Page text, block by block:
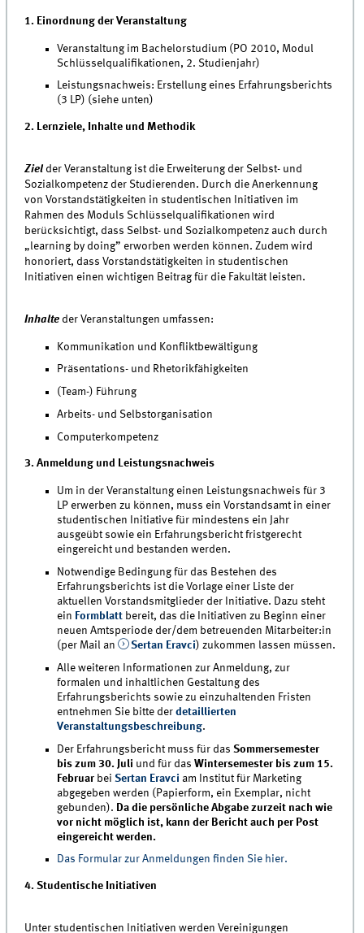
1. Einordnung der Veranstaltung
Veranstaltung im Bachelorstudium (PO 2010, Modul
Schlüsselqualifikationen, 2. Studienjahr)
Leistungsnachweis: Erstellung eines Erfahrungsberichts
(3 LP) (siehe unten)
2. Lernziele, Inhalte und Methodik
Ziel der Veranstaltung ist die Erweiterung der Selbst- und
Sozialkompetenz der Studierenden. Durch die Anerkennung
von Vorstandstätigkeiten in studentischen Initiativen im
Rahmen des Moduls Schlüsselqualifikationen wird
berücksichtigt, dass Selbst- und Sozialkompetenz auch durch
„learning by doing” erworben werden können. Zudem wird
honoriert, dass Vorstandstätigkeiten in studentischen
Initiativen einen wichtigen Beitrag für die Fakultät leisten.
Inhalte der Veranstaltungen umfassen:
Kommunikation und Konfliktbewältigung
Präsentations- und Rhetorikfähigkeiten
(Team-) Führung
Arbeits- und Selbstorganisation
Computerkompetenz
3. Anmeldung und Leistungsnachweis
Um in der Veranstaltung einen Leistungsnachweis für 3
LP erwerben zu können, muss ein Vorstandsamt in einer
studentischen Initiative für mindestens ein Jahr
ausgeübt sowie ein Erfahrungsbericht fristgerecht
eingereicht und bestanden werden.
Notwendige Bedingung für das Bestehen des
Erfahrungsberichts ist die Vorlage einer Liste der
aktuellen Vorstandsmitglieder der Initiative. Dazu steht
ein Formblatt bereit, das die Initiativen zu Beginn einer
neuen Amtsperiode der/dem betreuenden Mitarbeiter:in
(per Mail an
Sertan Eravci) zukommen lassen müssen.
Alle weiteren Informationen zur Anmeldung, zur
formalen und inhaltlichen Gestaltung des
Erfahrungsberichts sowie zu einzuhaltenden Fristen
entnehmen Sie bitte derdetaillierten
Veranstaltungsbeschreibung.
Der Erfahrungsbericht muss für das Sommersemester
bis zum 30. Juli und für dasWintersemester bis zum 15.
Februar bei Sertan Eravci am Institut für Marketing
abgegeben werden (Papierform, ein Exemplar, nicht
gebunden). Da die persönliche Abgabe zurzeit nach wie
vor nicht möglich ist, kann der Bericht auch per Post
eingereicht werden.
Das Formular zur Anmeldungen finden Sie hier.
4. Studentische Initiativen
Unter studentischen Initiativen werden Vereinigungen